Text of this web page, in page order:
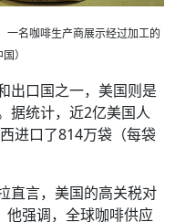
一名咖啡生产商展示经过加工的
）
出口国之一，美国则是
据统计，近2亿美国人
进口了814万袋（每袋
直言，美国的高关税对
他强调，全球咖啡供应